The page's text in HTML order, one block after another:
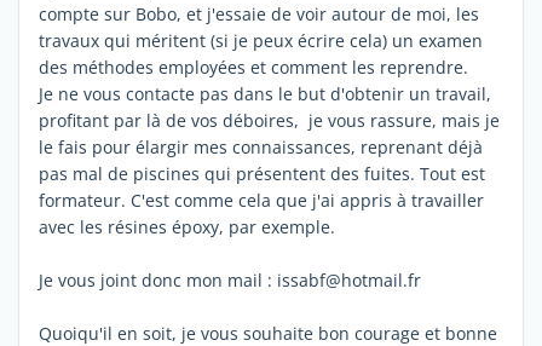
compte sur Bobo, et j'essaie de voir autour de moi, les
travaux qui méritent (si je peux écrire cela) un examen
des méthodes employées et comment les reprendre.
Je ne vous contacte pas dans le but d'obtenir un travail,
profitant par là de vos déboires, je vous rassure, mais je
le fais pour élargir mes connaissances, reprenant déjà
pas mal de piscines qui présentent des fuites. Tout est
formateur. C'est comme cela que j'ai appris à travailler
avec les résines époxy, par exemple.
Je vous joint donc mon mail : issabf@hotmail.fr
Quoiqu'il en soit, je vous souhaite bon courage et bonne